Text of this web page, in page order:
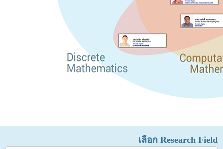
เลือก Research Field